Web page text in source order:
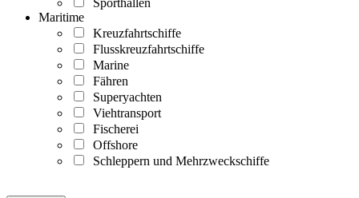
Sporthallen
Maritime
Kreuzfahrtschiffe
Flusskreuzfahrtschiffe
Marine
Fähren
Superyachten
Viehtransport
Fischerei
Offshore
Schleppern und Mehrzweckschiffe